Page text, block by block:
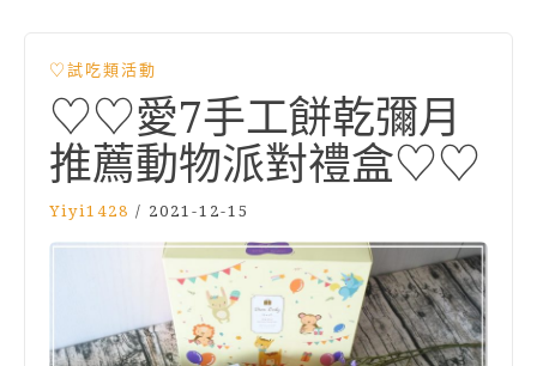
♡試吃類活動
♡♡愛7手工餅乾彌月
推薦動物派對禮盒♡♡
Yiyi1428 / 2021-12-15